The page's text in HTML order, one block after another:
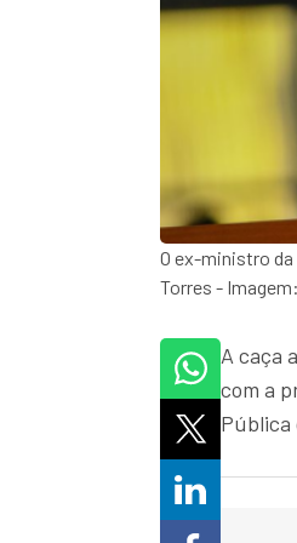
O ex-ministro
Torres -
A caça
com a
Pública